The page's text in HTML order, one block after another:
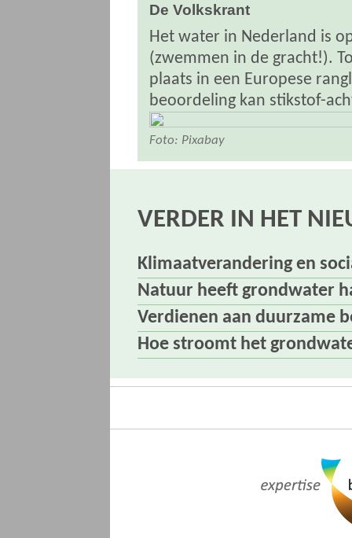
De Volkskrant
Het water in Nederland is
(zwemmen in de gracht!).
plaats in een Europese
beoordeling kan stikstof-
Foto: Pixabay
VERDER IN HET
Klimaatverandering en
Natuur heeft grondwater
Verdienen aan duurzame
Hoe stroomt het